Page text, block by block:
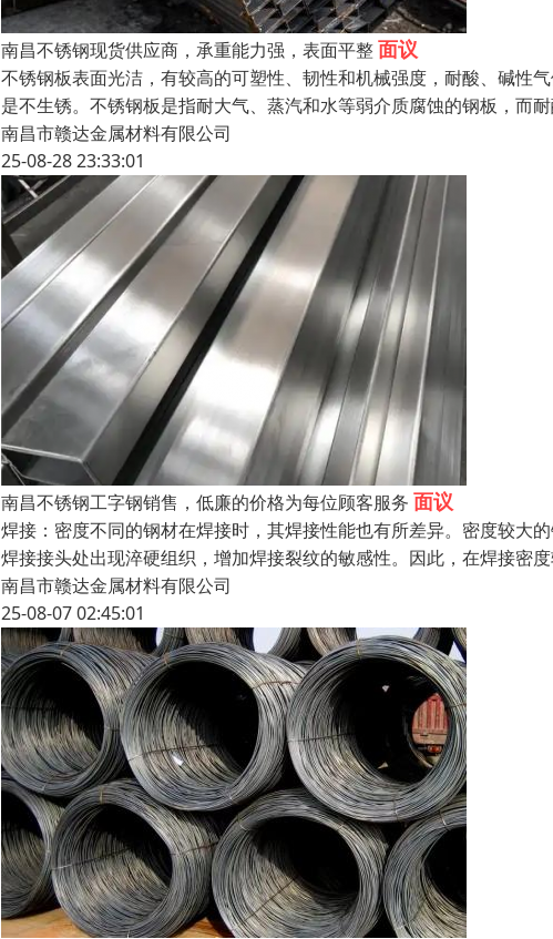
南昌不锈钢现货供应商，承重能力强，表面平整面议
不锈钢板表面光洁，有较高的可塑性、韧性和机械强度，耐酸、碱性
是不生锈。不锈钢板是指耐大气、蒸汽和水等弱介质腐蚀的钢板，而
南昌市赣达金属材料有限公司
25-08-28 23:33:01
南昌不锈钢工字钢销售，低廉的价格为每位顾客服务 面议
焊接：密度不同的钢材在焊接时，其焊接性能也有所差异。密度较大
焊接接头处出现淬硬组织，增加焊接裂纹的敏感性。因此，在焊接密
南昌市赣达金属材料有限公司
25-08-07 02:45:01